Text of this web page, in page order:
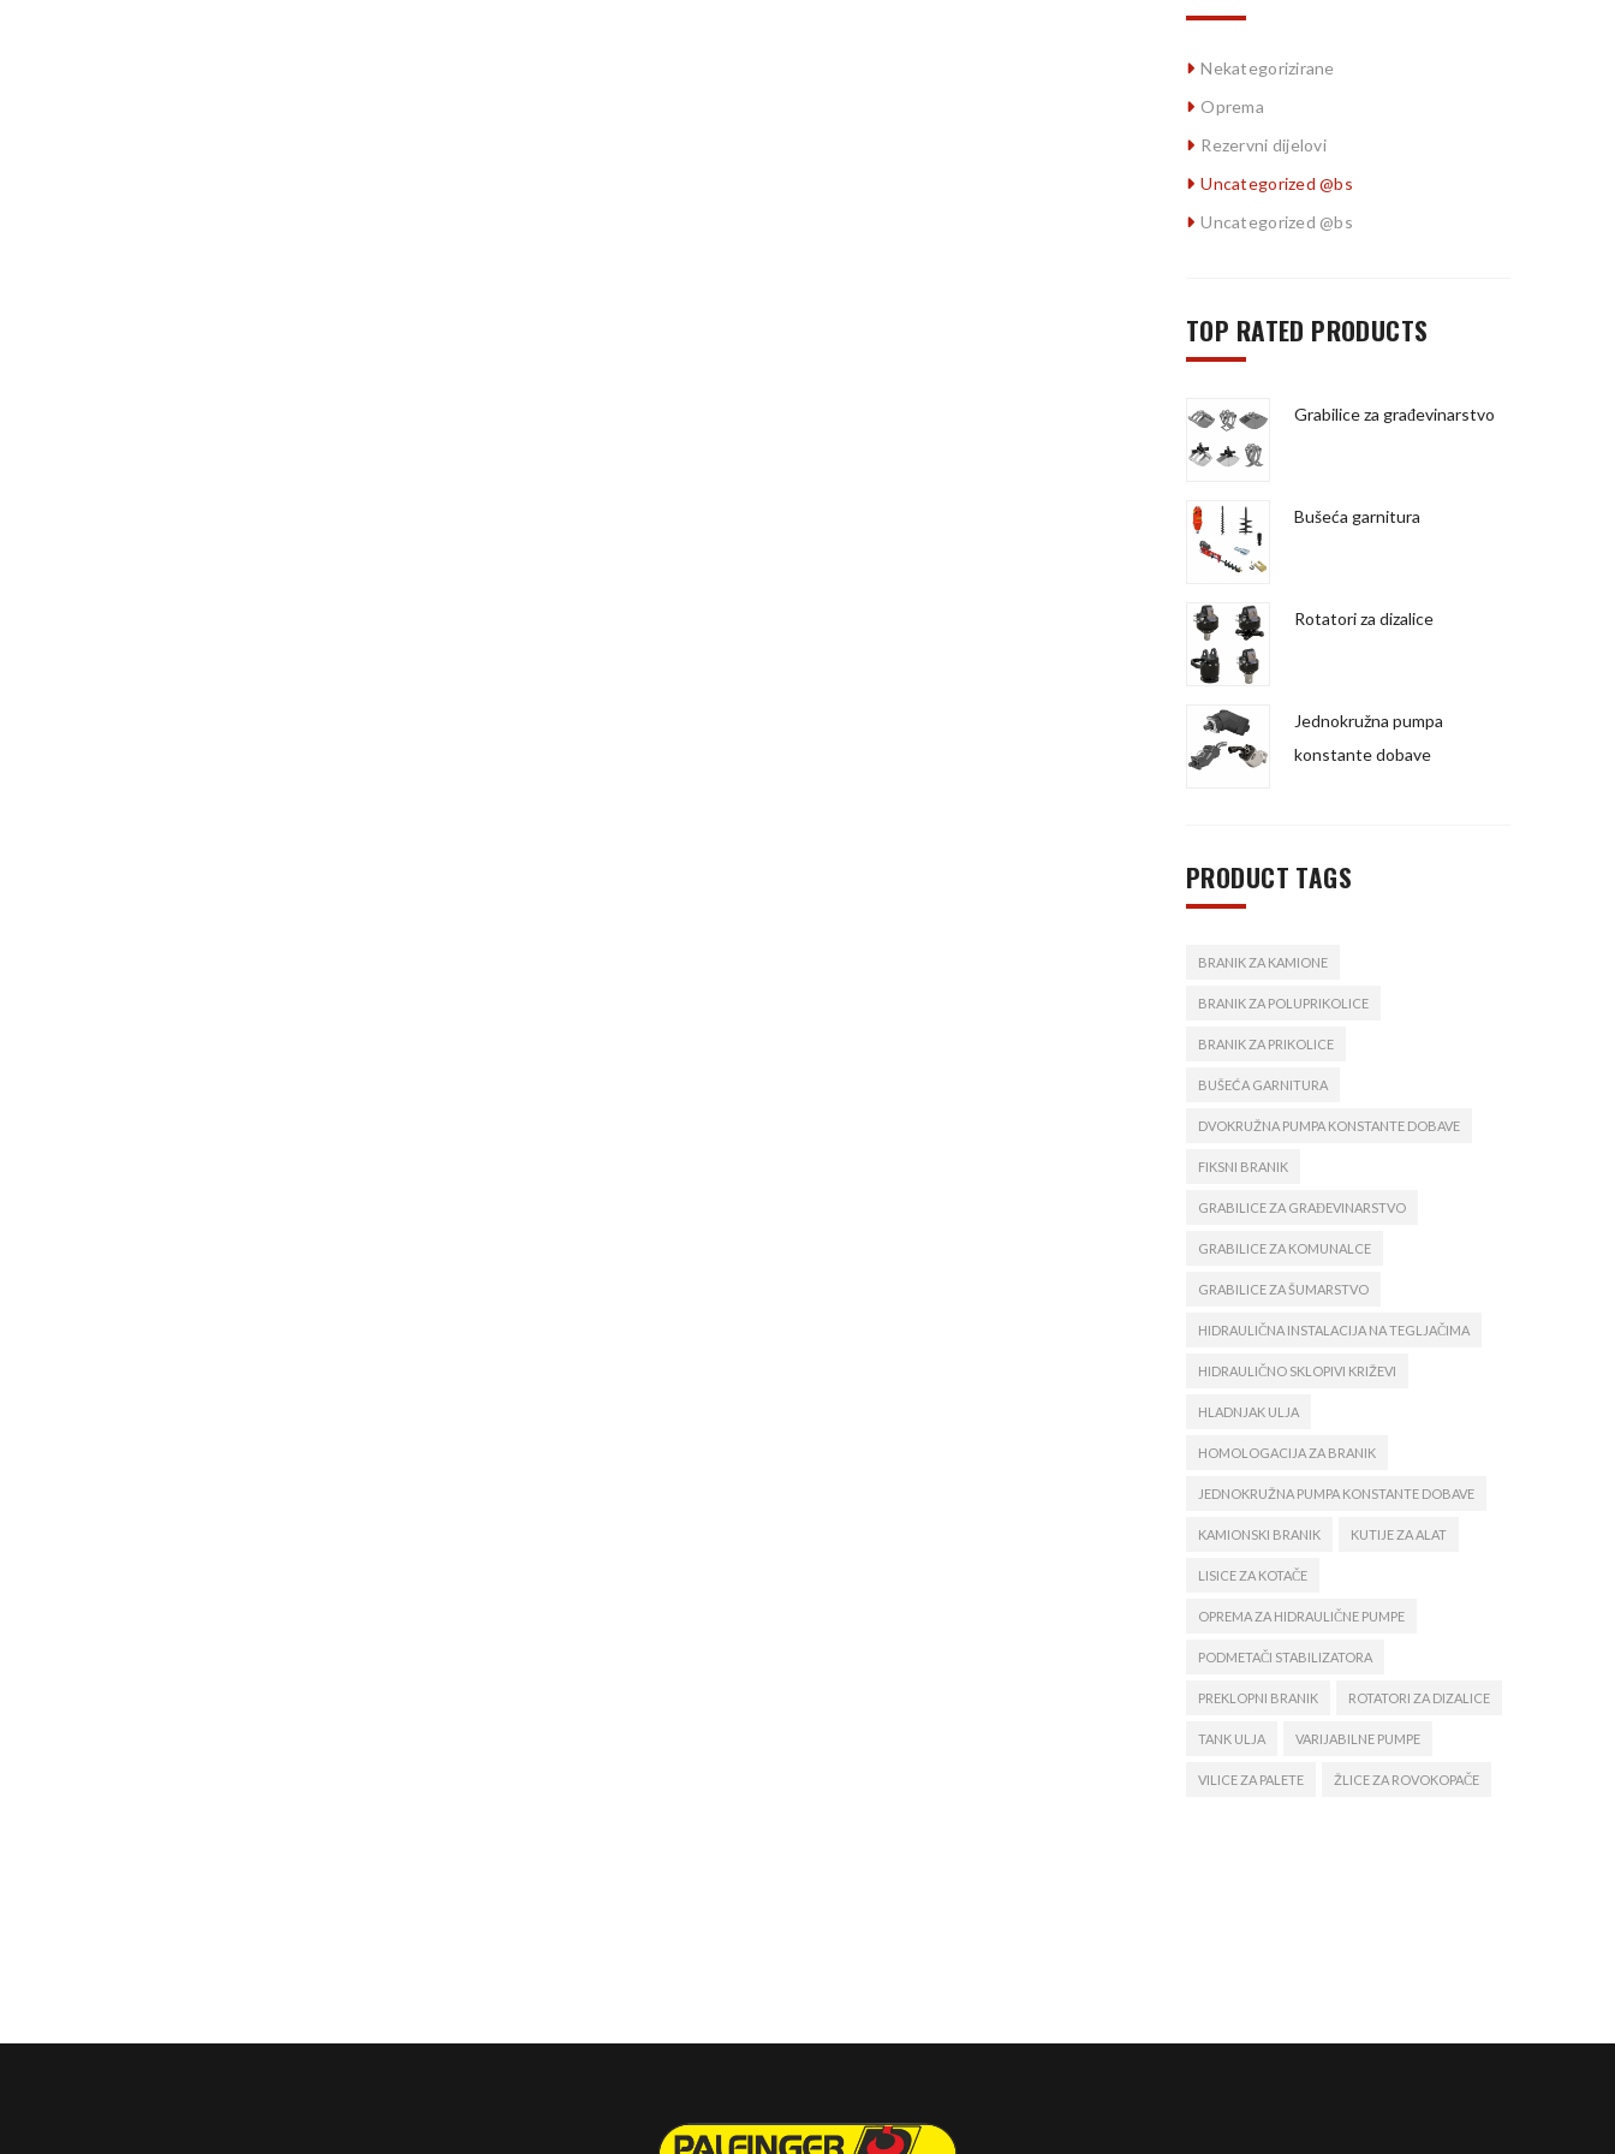
Nekategorizirane
Oprema
Rezervni dijelovi
Uncategorized @bs
Uncategorized @bs
TOP RATED PRODUCTS
Grabilice za građevinarstvo
Bušeća garnitura
Rotatori za dizalice
Jednokružna pumpa
konstante dobave
PRODUCT TAGS
BRANIK ZA KAMIONE
BRANIK ZA POLUPRIKOLICE
BRANIK ZA PRIKOLICE
BUŠEĆA GARNITURA
DVOKRUŽNA PUMPA KONSTANTE DOBAVE
FIKSNI BRANIK
GRABILICE ZA GRAĐEVINARSTVO
GRABILICE ZA KOMUNALCE
GRABILICE ZA ŠUMARSTVO
HIDRAULIČNA INSTALACIJA NA TEGLJAČIMA
HIDRAULIČNO SKLOPIVI KRIŽEVI
HLADNJAK ULJA
HOMOLOGACIJA ZA BRANIK
JEDNOKRUŽNA PUMPA KONSTANTE DOBAVE
KAMIONSKI BRANIK KUTIJE ZA ALAT
LISICE ZA KOTAČE
OPREMA ZA HIDRAULIČNE PUMPE
PODMETAČI STABILIZATORA
PREKLOPNI BRANIK ROTATORI ZA DIZALICE
TANK ULJA VARIJABILNE PUMPE
VILICE ZA PALETE ŽLICE ZA ROVOKOPAČE